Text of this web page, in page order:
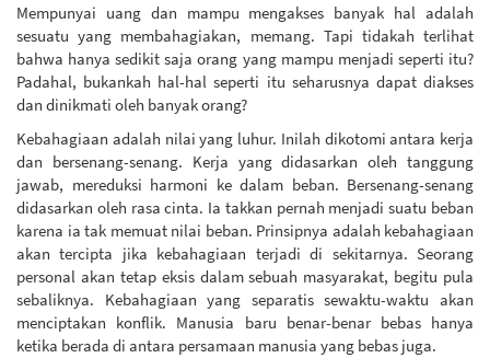
Mempunyai uang dan mampu mengakses banyak hal adalah
sesuatu yang membahagiakan, memang. Tapi tidakah terlihat
bahwa hanya sedikit saja orang yang mampu menjadi seperti itu?
Padahal, bukankah hal-hal seperti itu seharusnya dapat diakses
dan dinikmati oleh banyak orang?
Kebahagiaan adalah nilai yang luhur. Inilah dikotomi antara kerja
dan bersenang-senang. Kerja yang didasarkan oleh tanggung
jawab, mereduksi harmoni ke dalam beban. Bersenang-senang
didasarkan oleh rasa cinta. Ia takkan pernah menjadi suatu beban
karena ia tak memuat nilai beban. Prinsipnya adalah kebahagiaan
akan tercipta jika kebahagiaan terjadi di sekitarnya. Seorang
personal akan tetap eksis dalam sebuah masyarakat, begitu pula
sebaliknya. Kebahagiaan yang separatis sewaktu-waktu akan
menciptakan konflik. Manusia baru benar-benar bebas hanya
ketika berada di antara persamaan manusia yang bebas juga.